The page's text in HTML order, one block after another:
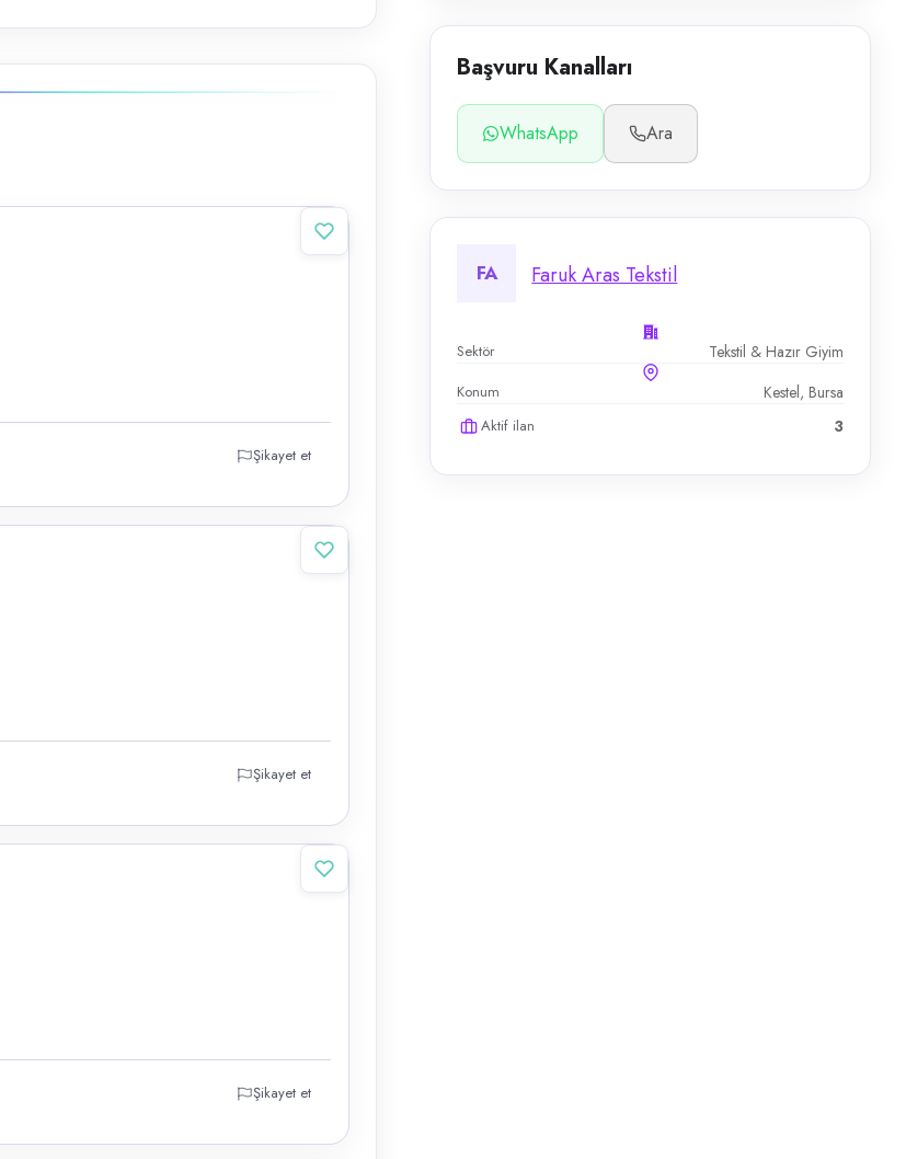
Başvuru Kanalları
WhatsApp Ara
FA Faruk Aras Tekstil
Sektör Tekstil & Hazır Giyim
Konum Kestel, Bursa
Aktif ilan 3
Şikayet et
Şikayet et
Şikayet et